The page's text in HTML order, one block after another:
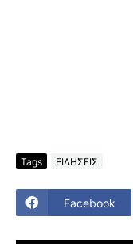
Tags ΕΙΔΗΣΕΙΣ
Facebook